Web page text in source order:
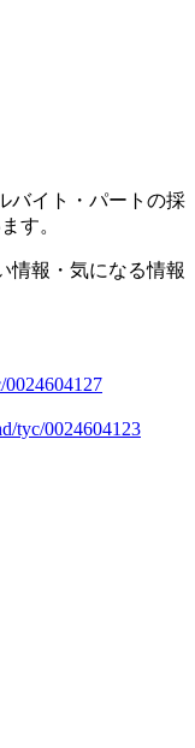
バイト・パートの採
す。
情報・気になる情報
0024604127
tyc/0024604123